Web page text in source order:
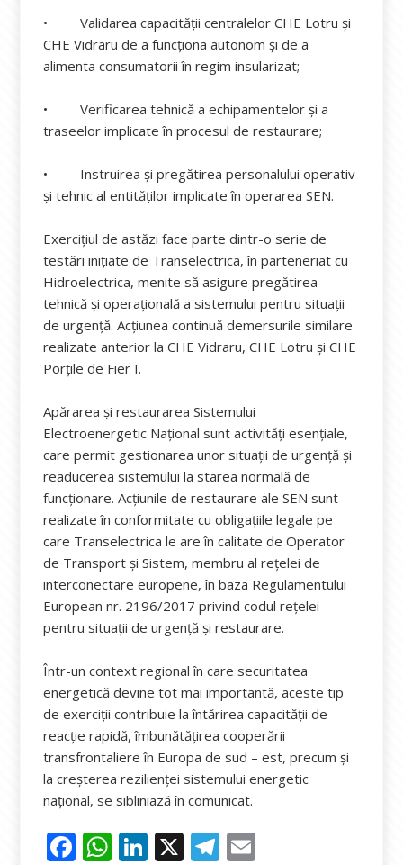
• Validarea capacității centralelor CHE Lotru și
CHE Vidraru de a funcționa autonom și de a
alimenta consumatorii în regim insularizat;
• Verificarea tehnică a echipamentelor și a
traseelor implicate în procesul de restaurare;
• Instruirea și pregătirea personalului operativ
și tehnic al entităților implicate în operarea SEN.
Exercițiul de astăzi face parte dintr-o serie de
testări inițiate de Transelectrica, în parteneriat cu
Hidroelectrica, menite să asigure pregătirea
tehnică și operațională a sistemului pentru situații
de urgență. Acțiunea continuă demersurile similare
realizate anterior la CHE Vidraru, CHE Lotru și CHE
Porțile de Fier I.
Apărarea și restaurarea Sistemului
Electroenergetic Național sunt activități esențiale,
care permit gestionarea unor situații de urgență și
readucerea sistemului la starea normală de
funcționare. Acțiunile de restaurare ale SEN sunt
realizate în conformitate cu obligațiile legale pe
care Transelectrica le are în calitate de Operator
de Transport și Sistem, membru al rețelei de
interconectare europene, în baza Regulamentului
European nr. 2196/2017 privind codul rețelei
pentru situații de urgență și restaurare.
Într-un context regional în care securitatea
energetică devine tot mai importantă, aceste tip
de exerciții contribuie la întărirea capacității de
reacție rapidă, îmbunătățirea cooperării
transfrontaliere în Europa de sud – est, precum și
la creșterea rezilienței sistemului energetic
național, se sibliniază în comunicat.
F W Li X T